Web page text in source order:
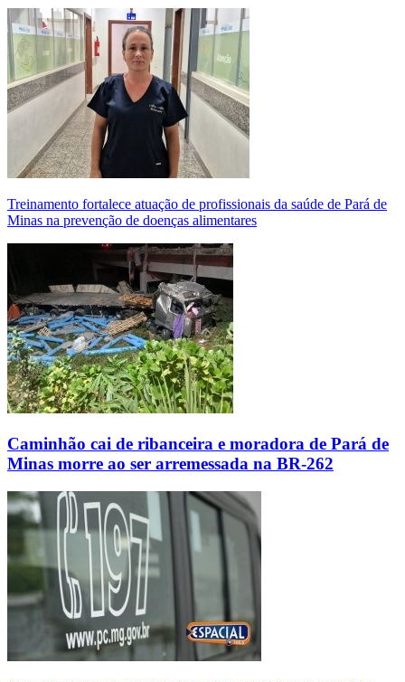
Treinamento fortalece atuação de profissionais da saúde de Pará de
Minas na prevenção de doenças alimentares
Caminhão cai de ribanceira e moradora de Pará de
Minas morre ao ser arremessada na BR-262